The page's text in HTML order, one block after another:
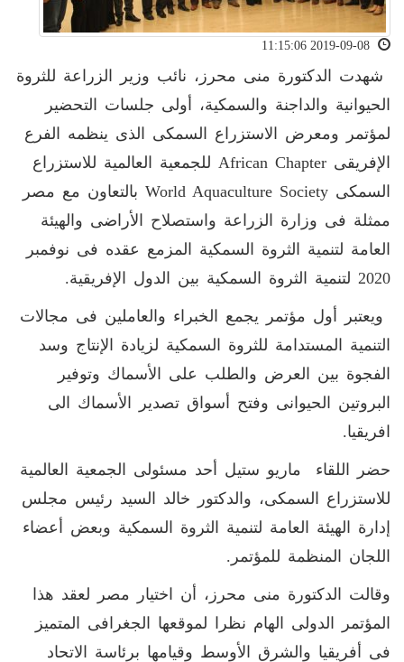
شهدت الدكتورة منى محرز، نائب وزير الزراعة للثروة
الحيوانية والداجنة والسمكية، أولى جلسات التحضير
لمؤتمر ومعرض الاستزراع السمكى الذى ينظمه الفرع
الإفريقى African Chapter للجمعية العالمية للاستزراع
السمكى World Aquaculture Society بالتعاون مع مصر
ممثلة فى وزارة الزراعة واستصلاح الأراضى والهيئة
العامة لتنمية الثروة السمكية المزمع عقده فى نوفمبر
2020 لتنمية الثروة السمكية بين الدول الإفريقية.
ويعتبر أول مؤتمر يجمع الخبراء والعاملين فى مجالات
التنمية المستدامة للثروة السمكية لزيادة الإنتاج وسد
الفجوة بين العرض والطلب على الأسماك وتوفير
البروتين الحيوانى وفتح أسواق تصدير الأسماك الى
افريقيا.
حضر اللقاء ماريو ستيل أحد مسئولى الجمعية العالمية
للاستزراع السمكى، والدكتور خالد السيد رئيس مجلس
إدارة الهيئة العامة لتنمية الثروة السمكية وبعض أعضاء
اللجان المنظمة للمؤتمر.
وقالت الدكتورة منى محرز، أن اختيار مصر لعقد هذا
المؤتمر الدولى الهام نظرا لموقعها الجغرافى المتميز
فى أفريقيا والشرق الأوسط وقيامها برئاسة الاتحاد